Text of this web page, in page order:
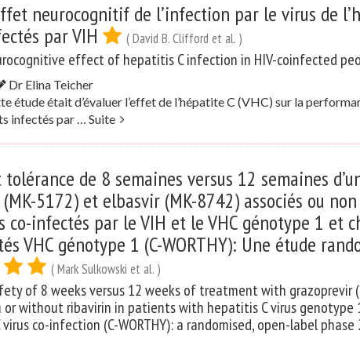
neurocognitif de l’infection par le virus de
par VIH
( David B. Clifford et al. )
effect of hepatitis C infection in HIV-coinfected
Dr Elina Teicher
étude était d’évaluer l’effet de l’hépatite C (VHC) sur la
infectés par … Suite
de 8 semaines versus 12 semaines
5172) et elbasvir (MK-8742) associés ou
co-infectés par le VIH et le VHC génotype 1 et
VHC génotype 1 (C-WORTHY): Une étude
( Mark Sulkowski et al. )
of 8 weeks versus 12 weeks of treatment with grazoprevir
or without ribavirin in patients with hepatitis C virus genotype
co-infection (C-WORTHY): a randomised, open-label